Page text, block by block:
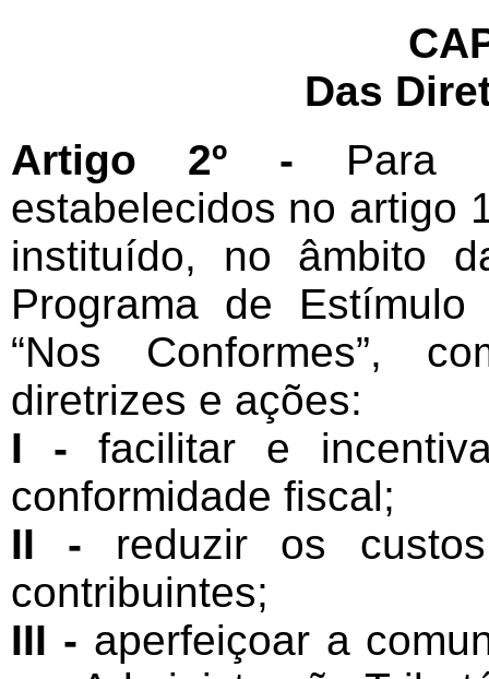
Das
Artigo 2º - Para
estabelecidos no artigo
instituído, no âmbito
Programa de
“Nos Conformes”,
diretrizes e ações:
I - facilitar e
conformidade fiscal;
II - reduzir os
contribuintes;
III - aperfeiçoar a